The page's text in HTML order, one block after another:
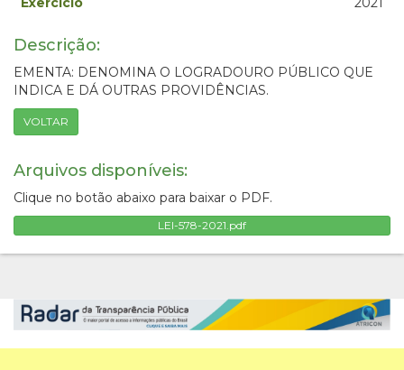
Descrição:
EMENTA: DENOMINA O LOGRADOURO PÚBLICO QUE
INDICA E DÁ OUTRAS PROVIDÊNCIAS.
VOLTAR
Arquivos disponíveis:
Clique no botão abaixo para baixar o PDF.
LEI-578-2021.pdf